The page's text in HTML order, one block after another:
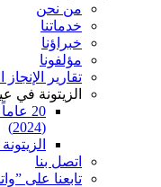
من نحن
خدماتنا
خبراؤنا
مؤلفونا
تقارير الإنجاز
الزيتونة في
20
(2024)
اتصل بنا
تابعنا على